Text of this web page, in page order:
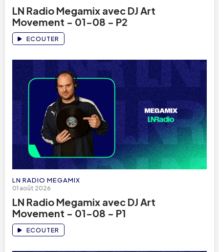
LN Radio Megamix avec DJ Art
Movement - 01-08 - P2
ECOUTER
LN RADIO MEGAMIX
01 août 2026
LN Radio Megamix avec DJ Art
Movement - 01-08 - P1
ECOUTER